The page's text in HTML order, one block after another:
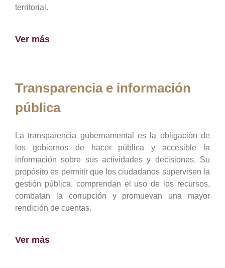
territorial.
Ver más
Transparencia e información
pública
La transparencia gubernamental es la obligación de
los gobiernos de hacer pública y accesible la
información sobre sus actividades y decisiones. Su
propósito es permitir que los ciudadanos supervisen la
gestión pública, comprendan el uso de los recursos,
combatan la corrupción y promuevan una mayor
rendición de cuentas.
Ver más